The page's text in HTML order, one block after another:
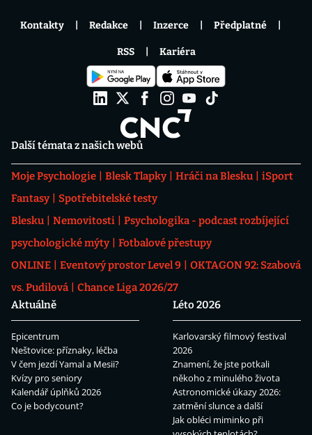
Další témata z našich webů
Moje Psychologie Blesk Tlapky Hráči na Blesku
iSport
Fantasy
Spotřebitelské testy
Blesku
Nemovitosti
Psychologika - podcast rozbíjející
psychologické mýty
Fotbalové přestupy
ONLINE
Eventový prostor Level 9
OKTAGON 92: Szabová
vs. Pudilová
Chance Liga 2026/27
Aktuálně
Epicentrum
Neštovice: příznaky, léčba
V čem jezdí Yamal a Mesii?
Kvízy pro seniory
Kalendář úplňků 2026
Co je bodycount?
Léto 2026
Karlovarský filmový festival
2026
Znamení, že jste potkali
někoho z minulého života
Astronomické úkazy 2026:
zatmění slunce a další
Jak obléci miminko při
Kontakty Redakce Inzerce Předplatné
RSS Kariéra